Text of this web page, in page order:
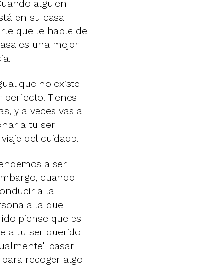
alguien
en su casa
que le hable de
es una mejor
que no existe
Tienes
y a veces vas a
a tu ser
del cuidado.
a ser
cuando
a la
a la que
piense que es
a tu ser querido
pasar
recoger algo